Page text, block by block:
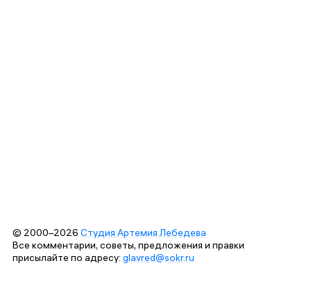
© 2000–2026 Студия Артемия Лебедева
Все комментарии, советы, предложения и правки
присылайте по адресу: glavred@sokr.ru